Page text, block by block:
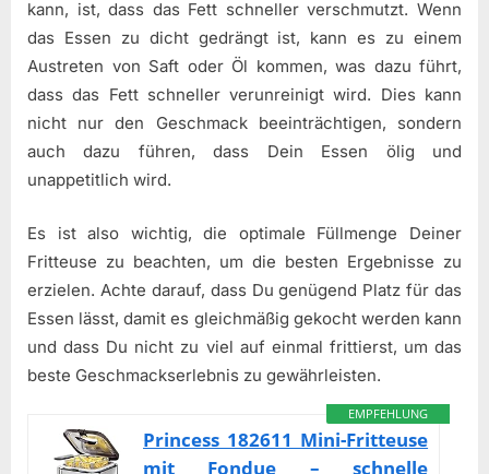
kann, ist, dass das Fett schneller verschmutzt. Wenn
das Essen zu dicht gedrängt ist, kann es zu einem
Austreten von Saft oder Öl kommen, was dazu führt,
dass das Fett schneller verunreinigt wird. Dies kann
nicht nur den Geschmack beeinträchtigen, sondern
auch dazu führen, dass Dein Essen ölig und
unappetitlich wird.
Es ist also wichtig, die optimale Füllmenge Deiner
Fritteuse zu beachten, um die besten Ergebnisse zu
erzielen. Achte darauf, dass Du genügend Platz für das
Essen lässt, damit es gleichmäßig gekocht werden kann
und dass Du nicht zu viel auf einmal frittierst, um das
beste Geschmackserlebnis zu gewährleisten.
EMPFEHLUNG
Princess 182611 Mini-Fritteuse
mit Fondue – schnelle